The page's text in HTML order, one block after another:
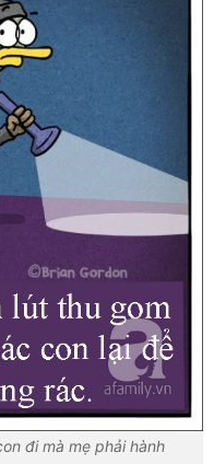
đi mà mẹ phải hành